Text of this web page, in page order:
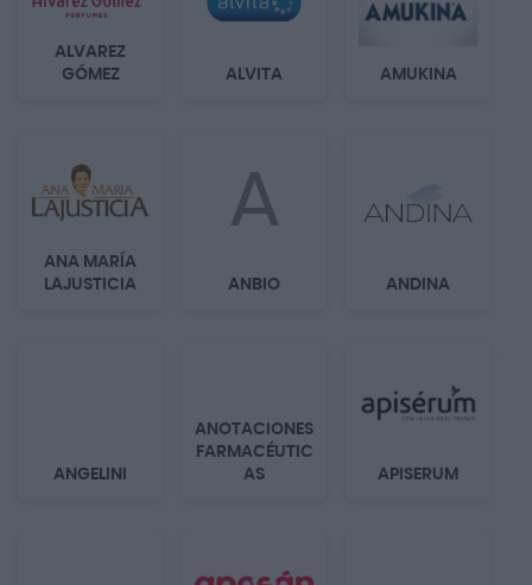
ALVAREZ
GÓMEZ
ALVITA AMUKINA
ANA MARÍA
LAJUSTICIA
A
ANBIO ANDINA
ANGELINI
ANOTACIONES
FARMACÉUTIC
AS
APISERUM